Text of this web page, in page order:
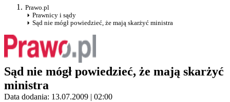
Prawo.pl
Prawnicy i sądy
Sąd nie mógł powiedzieć, że mają skarżyć ministra
Sąd nie mógł powiedzieć, że mają skarżyć
ministra
Data dodania: 13.07.2009 | 02:00